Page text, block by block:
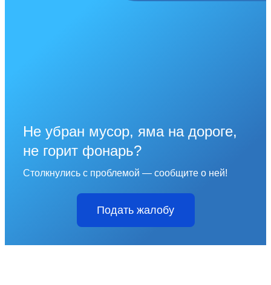
Не убран мусор, яма на дороге,
не горит фонарь?
Столкнулись с проблемой — сообщите о ней!
Подать жалобу